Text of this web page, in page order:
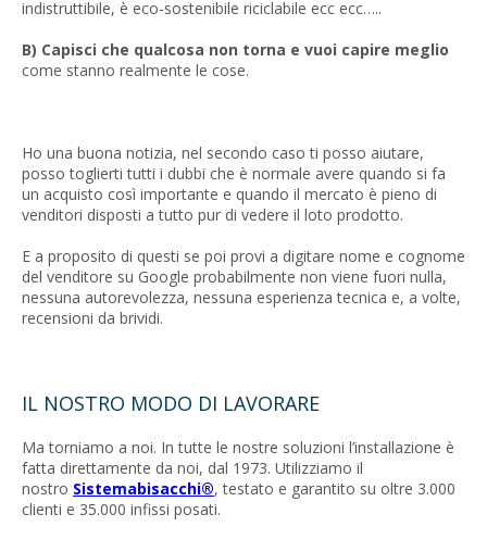
indistruttibile, è eco-sostenibile riciclabile ecc ecc…..
B) Capisci che qualcosa non torna e vuoi capire meglio
come stanno realmente le cose.
Ho una buona notizia, nel secondo caso ti posso aiutare,
posso toglierti tutti i dubbi che è normale avere quando si fa
un acquisto così importante e quando il mercato è pieno di
venditori disposti a tutto pur di vedere il loto prodotto.
E a proposito di questi se poi provi a digitare nome e cognome
del venditore su Google probabilmente non viene fuori nulla,
nessuna autorevolezza, nessuna esperienza tecnica e, a volte,
recensioni da brividi.
IL NOSTRO MODO DI LAVORARE
Ma torniamo a noi. In tutte le nostre soluzioni l’installazione è
fatta direttamente da noi, dal 1973. Utilizziamo il
nostro Sistemabisacchi®, testato e garantito su oltre 3.000
clienti e 35.000 infissi posati.